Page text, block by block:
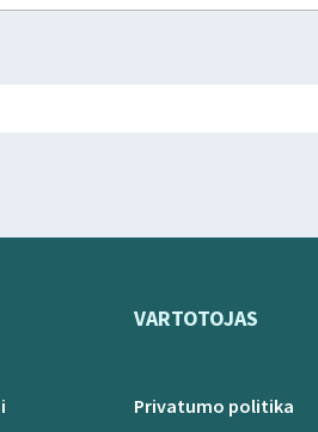
VARTOTOJAS
Privatumo politika